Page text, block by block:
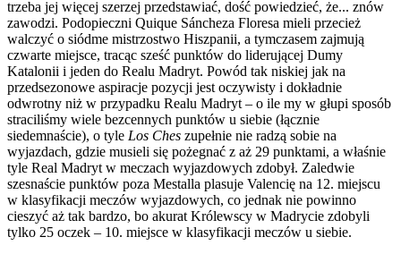
trzeba jej więcej szerzej przedstawiać, dość powiedzieć, że... znów
zawodzi. Podopieczni Quique Sáncheza Floresa mieli przecież
walczyć o siódme mistrzostwo Hiszpanii, a tymczasem zajmują
czwarte miejsce, tracąc sześć punktów do liderującej Dumy
Katalonii i jeden do Realu Madryt. Powód tak niskiej jak na
przedsezonowe aspiracje pozycji jest oczywisty i dokładnie
odwrotny niż w przypadku Realu Madryt – o ile my w głupi sposób
straciliśmy wiele bezcennych punktów u siebie (łącznie
siedemnaście), o tyle Los Ches zupełnie nie radzą sobie na
wyjazdach, gdzie musieli się pożegnać z aż 29 punktami, a właśnie
tyle Real Madryt w meczach wyjazdowych zdobył. Zaledwie
szesnaście punktów poza Mestalla plasuje Valencię na 12. miejscu
w klasyfikacji meczów wyjazdowych, co jednak nie powinno
cieszyć aż tak bardzo, bo akurat Królewscy w Madrycie zdobyli
tylko 25 oczek – 10. miejsce w klasyfikacji meczów u siebie.